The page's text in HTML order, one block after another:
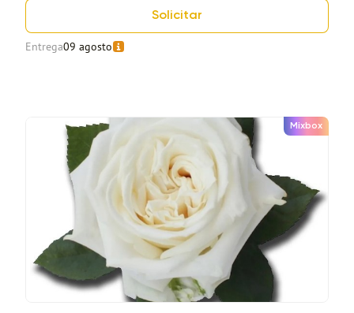
Solicitar
Entrega09 agosto
Mixbox